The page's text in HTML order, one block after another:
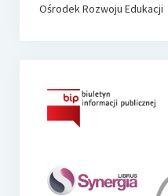
Ośrodek Rozwoju Edukacji